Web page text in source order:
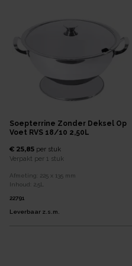
Soepterrine Zonder Deksel Op
Voet RVS 18/10 2,50L
€ 25,85 per stuk
Verpakt per 1 stuk
Afmeting: 225 x 135 mm
Inhoud:
2,5L
22791
Leverbaar z.s.m.